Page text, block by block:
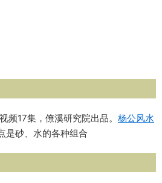
频17集，僚溪研究院出品。 杨公风水
是砂、水的各种组合